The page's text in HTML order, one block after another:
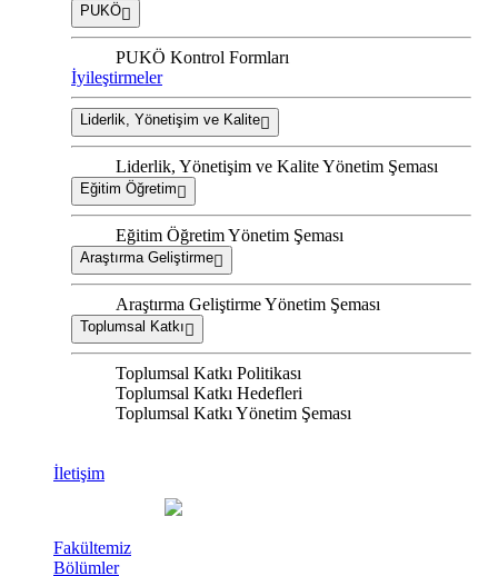
PUKÖ
PUKÖ Kontrol Formları
İyileştirmeler
Liderlik, Yönetişim ve Kalite
Liderlik, Yönetişim ve Kalite Yönetim Şeması
Eğitim Öğretim
Eğitim Öğretim Yönetim Şeması
Araştırma Geliştirme
Araştırma Geliştirme Yönetim Şeması
Toplumsal Katkı
Toplumsal Katkı Politikası
Toplumsal Katkı Hedefleri
Toplumsal Katkı Yönetim Şeması
İletişim
Fakültemiz
Bölümler